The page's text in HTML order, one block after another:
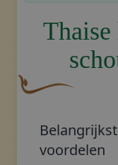
voordelen